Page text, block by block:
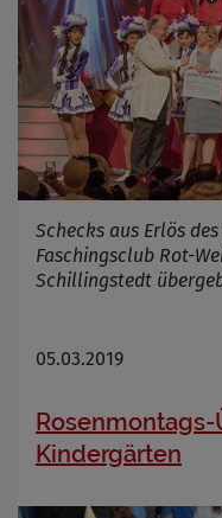
Schecks aus Erlös
Faschingsclub Rot-
Schillingstedt
05.03.2019
Kindergärten